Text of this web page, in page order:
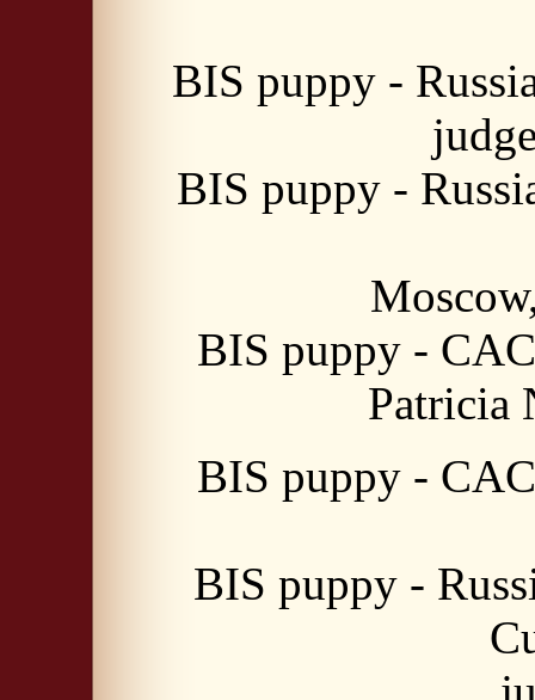
BIS puppy -
BIS puppy -
BIS puppy -
Patricia
BIS puppy -
BIS puppy -